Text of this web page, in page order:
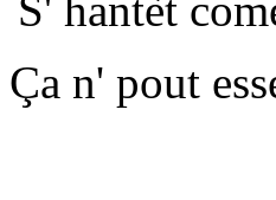
Ça n' pout